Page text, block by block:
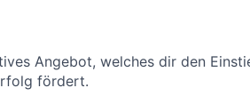
Angebot, welches dir den
fördert.